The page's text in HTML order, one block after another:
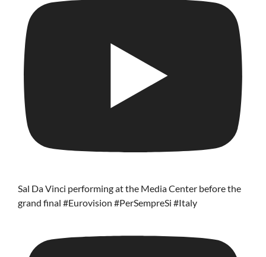
Sal Da Vinci performing at the Media Center before the
grand final #Eurovision #PerSempreSi #Italy